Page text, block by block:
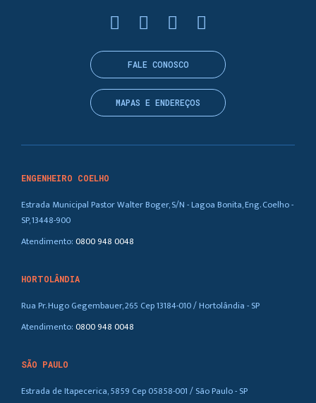
ENGENHEIRO COELHO
Estrada Municipal Pastor Walter Boger, S/N - Lagoa Bonita, Eng. Coelho -
SP, 13448-900
Atendimento:0800 948 0048
HORTOLÂNDIA
Rua Pr. Hugo Gegembauer, 265 Cep 13184-010 / Hortolândia - SP
Atendimento:0800 948 0048
SÃO PAULO
Estrada de Itapecerica, 5859 Cep 05858-001 / São Paulo - SP
FALE CONOSCO
MAPAS E ENDEREÇOS